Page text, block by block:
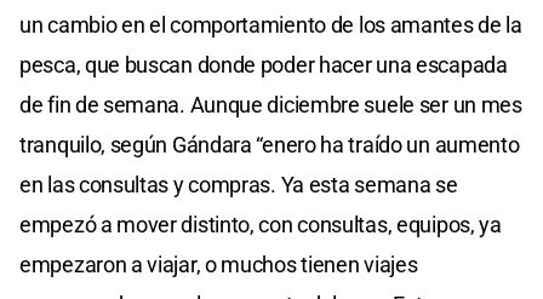
un cambio en el comportamiento de los amantes de la
pesca, que buscan donde poder hacer una escapada
de fin de semana. Aunque diciembre suele ser un mes
tranquilo, según Gándara “enero ha traído un aumento
en las consultas y compras. Ya esta semana se
empezó a mover distinto, con consultas, equipos, ya
empezaron a viajar, o muchos tienen viajes